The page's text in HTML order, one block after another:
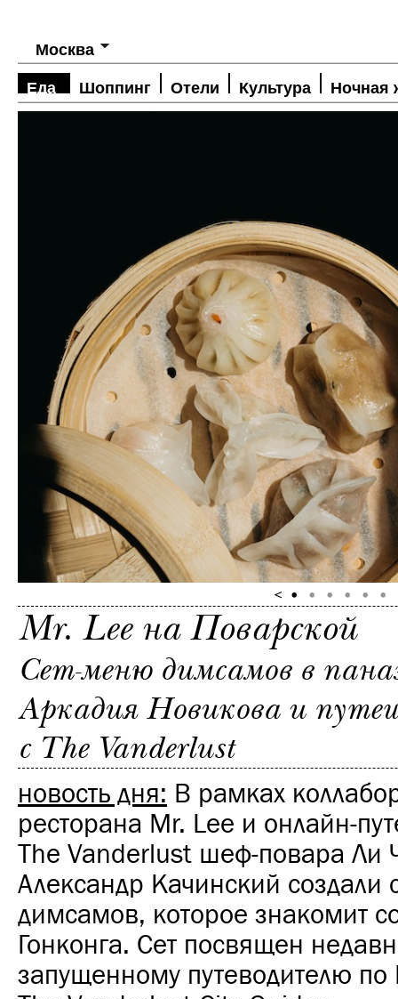
Москва
Еда Шоппинг Отели Культура Ночная
Mr. Lee на Поварской
Сет-меню димсамов в
Аркадия Новикова и
с The Vanderlust
новость дня: В рамках
ресторана Mr. Lee и онлайн-
The Vanderlust шеф-повара Ли
Александр Качинский создали
димсамов, которое знакомит
Гонконга. Сет посвящен
запущенному путеводителю по